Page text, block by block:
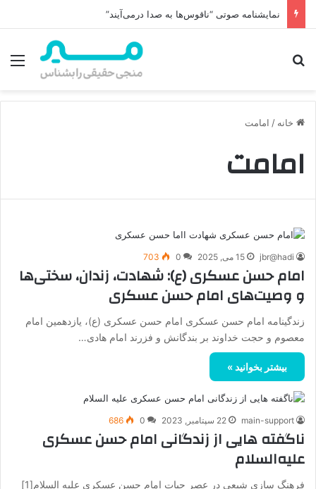
نمایشنامه صوتی “ناقوس‌ها به صدا در‌می‌آیند”
خانه / امامت
امامت
jbr@hadi 15 می, 2025 0
703
امام حسن عسکری (ع): شهادت، زندان، سختی‌ها
و وصیت‌های امام حسن عسکری
زندگینامه امام حسن عسکری امام حسن عسکری (ع)، یازدهمین امام
معصوم و حجت خداوند بر بندگانش و فزرند امام هادی…
بیشتر بخوانید »
main-support 22 سپتامبر, 2023 0
686
ناگفته هایی از زندگانی امام حسن عسکری
علیه‌السلام
فرهنگ سازی شیعی در عصر حیات امام حسن عسکری علیه السلام[1]